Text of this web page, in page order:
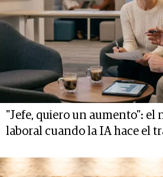
"Jefe, quiero un aumento": el
laboral cuando la IA hace el